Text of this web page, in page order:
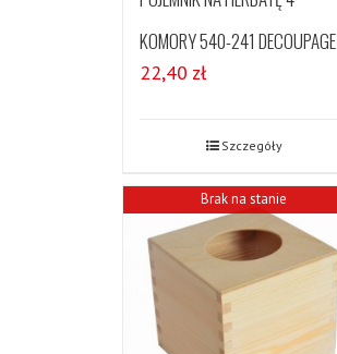
KOMORY 540-241 DECOUPAGE
22,40 zł
Szczegóły
Brak na stanie